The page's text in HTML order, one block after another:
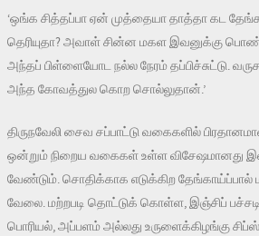
‘ஒங்க சித்தப்பா ஏன் முத்தையா தாத்தா கட
தெரியுதா? அவாள் சின்ன மகள இவனுக்கு
அந்தப் பிள்ளையோட நல்ல நேரம் தப்பிச்சுட்டு.
அந்த கோவத்துல கொற சொல்லுதான்.’
திருநவேலி சைவ சப்பாட்டு வகைகளில்
ஒன்றும் நிறைய வகைகள் உள்ள விசேஷமானது
வேண்டும். சொதிக்காக எடுக்கிற
வேலை. மற்றபடி தொட்டுக் கொள்ள, இஞ்சிப்
பொரியல், அப்பளம் அல்லது உருளைக்கிழங்கு